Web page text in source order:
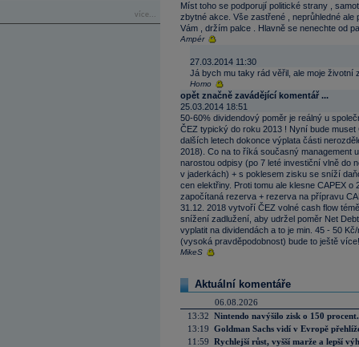
více...
Míst toho se podporují politické strany ,
zbytné akce. Vše zastřené , neprůhledné ale
Vám , držím palce . Hlavně se nenechte od
Ampér
27.03.2014 11:30
Já bych mu taky rád věřil, ale moje životní
Homo
opět značně zavádějící komentář ...
25.03.2014 18:51
50-60% dividendový poměr je reálný u
ČEZ typický do roku 2013 ! Nyní bude
dalších letech dokonce výplata části
2018). Co na to říká současný management
narostou odpisy (po 7 leté investiční vlně do
v jaderkách) + s poklesem zisku se sníží
cen elektřiny. Proti tomu ale klesne CAPEX
započítaná rezerva + rezerva na přípravu
31.12. 2018 vytvoří ČEZ volné cash flow
snížení zadlužení, aby udržel poměr Net
vyplatit na dividendách a to je min. 45 - 50
(vysoká pravděpodobnost) bude to ještě více!
MikeS
Aktuální komentáře
06.08.2026
13:32 Nintendo navýšilo zisk o 150
13:19 Goldman Sachs vidí v Evropě
11:59 Rychlejší růst, vyšší marže a lepší